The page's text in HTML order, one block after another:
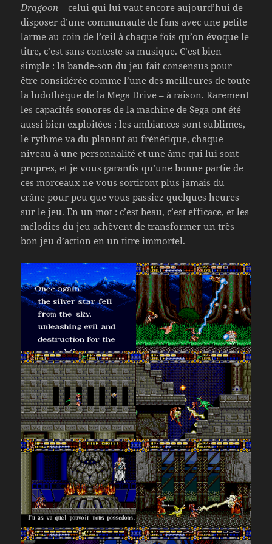
Dragoon – celui qui lui vaut encore aujourd’hui de
disposer d’une communauté de fans avec une petite
larme au coin de l’œil à chaque fois qu’on évoque le
titre, c’est sans conteste sa musique. C’est bien
simple : la bande-son du jeu fait consensus pour
être considérée comme l’une des meilleures de toute
la ludothèque de la Mega Drive – à raison. Rarement
les capacités sonores de la machine de Sega ont été
aussi bien exploitées : les ambiances sont sublimes,
le rythme va du planant au frénétique, chaque
niveau à une personnalité et une âme qui lui sont
propres, et je vous garantis qu’une bonne partie de
ces morceaux ne vous sortiront plus jamais du
crâne pour peu que vous passiez quelques heures
sur le jeu. En un mot : c’est beau, c’est efficace, et les
mélodies du jeu achèvent de transformer un très
bon jeu d’action en un titre immortel.